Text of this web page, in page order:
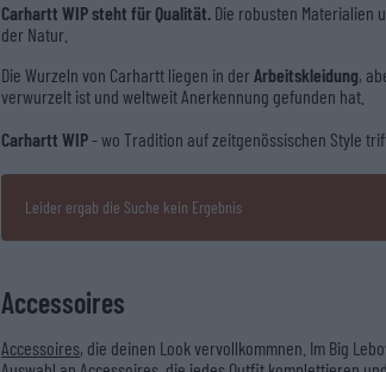
Carhartt WIP steht für Qualität. Die robusten Materialien
der Natur.
Die Wurzeln von Carhartt liegen in der Arbeitskleidung,
verwurzelt ist und weltweit Anerkennung gefunden hat.
Carhartt WIP- wo Tradition auf zeitgenössischen Style
Leider ergab die Suche kein Ergebnis
Accessoires
Accessoires, die deinen Look vervollkommnen. Im Big